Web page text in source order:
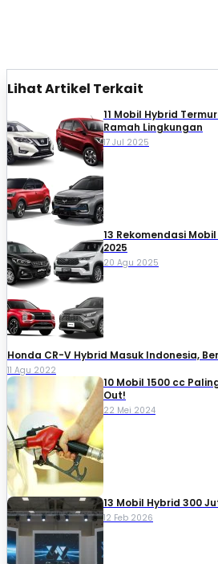
Lihat Artikel Terkait
11 Mobil Hybrid
Ramah Lingkungan
17 Jul 2025
13 Rekomendasi
2025
20 Agu 2025
Honda CR-V Hybrid Masuk Indonesia,
11 Agu 2022
10 Mobil 1500 cc
Out!
22 Mei 2024
13 Mobil Hybrid 300
12 Feb 2026